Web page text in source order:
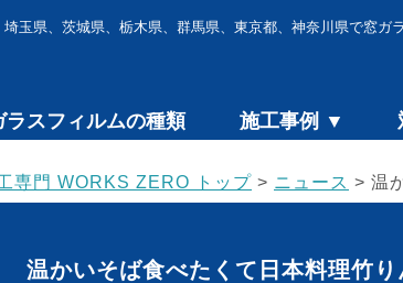
玉県、茨城県、栃木県、群馬県、東京都、神奈川県で窓ガ
ラスフィルムの種類 施工事例 ▼
専門 WORKS ZERO トップ > ニュース > 温
温かいそば食べたくて日本料理竹